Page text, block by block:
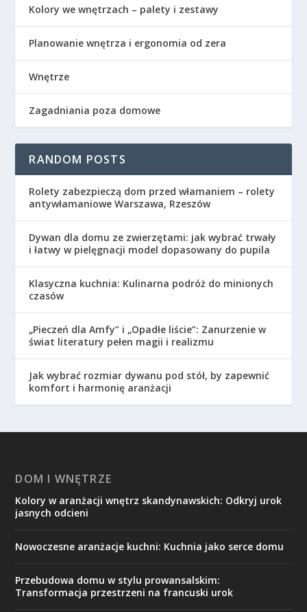
Kolory we wnętrzach – palety i zestawy
Planowanie wnętrza i ergonomia od zera
Wnętrze
Zagadniania poza domowe
RANDOM POSTS
Rolety zabezpieczą dom przed włamaniem – rolety
antywłamaniowe Warszawa, Rzeszów
Dywan dla domu ze zwierzętami: jak wybrać trwały
i łatwy w pielęgnacji model dopasowany do pupila
Klasyczna kuchnia: Kulinarna podróż do minionych
czasów
„Pieczeń dla Amfy” i „Opadłe liście”: Zanurzenie w
świat literatury pełen magii i realizmu
Jak wybrać rozmiar dywanu pod stół, by zapewnić
komfort i harmonię aranżacji
DOM I WNĘTRZE
Kolory w aranżacji wnętrz skandynawskich: Odkryj urok
jasnych odcieni
Nowoczesne aranżacje kuchni: Kuchnia jako serce domu
Przebudowa domu w stylu prowansalskim:
Transformacja przestrzeni na francuski urok